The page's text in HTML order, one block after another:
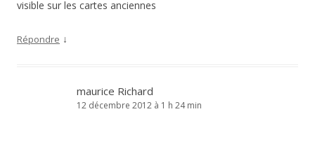
visible sur les cartes anciennes
Répondre ↓
maurice Richard
12 décembre 2012 à 1 h 24 min